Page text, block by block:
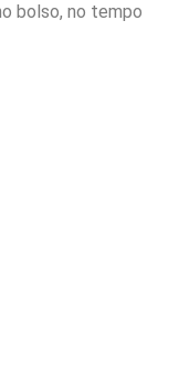
bolso, no tempo